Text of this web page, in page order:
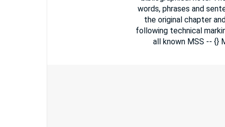
words, phrases and
the original chapter
following technical
all known MSS -- {}